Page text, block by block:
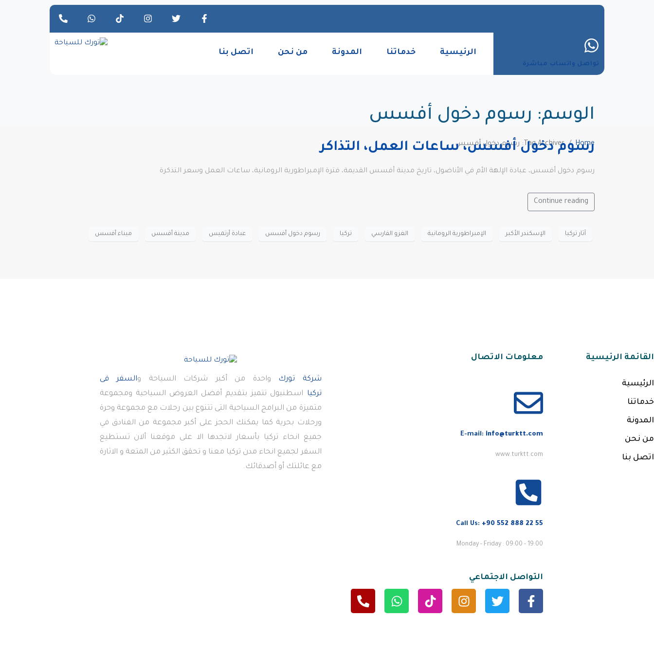
تواصل واتساب مباشرة
الرئيسية خدماتنا المدونة من نحن اتصل بنا
الوسم: رسوم دخول أفسس
Home Tag Archives: رسوم دخول أفسس
رسوم دخول أفسس، ساعات العمل، التذاكر
رسوم دخول أفسس، عبادة الإلهة الأم في الأناضول، تاريخ مدينة أفسس القديمة، فترة الإمبراطورية الرومانية، ساعات العمل وسعر التذكرة
Continue reading
آثار تركيا الإسكندر الأكبر الإمبراطورية الرومانية الغزو الفارسي تركيا رسوم دخول أفسس عبادة أرتميس مدينة أفسس ميناء أفسس
القائمة الرئيسية
الرئيسية
خدماتنا
المدونة
من نحن
اتصل بنا
معلومات الاتصال
E-mail: info@turktt.com
www.turktt.com
Call Us: +90 552 888 22 55
Monday - Friday : 09:00 - 19:00
التواصل الاجتماعي
شركة تورك واحدة من أكبر شركات السياحة والسفر فى
تركيا اسطنبول تتميز بتقديم أفضل العروض السياحية ومجموعة
متميزة من البرامج السياحية التى تتنوع بين رحلات مع مجموعة وحرة
ورحلات بحرية كما يمكنك الحجز على أكبر مجموعة من الفنادق في
جميع انحاء تركيا بأسعار لاتجدها الا على موقعنا ألان تستطيع
السفر لجميع انحاء مدن تركيا معنا و تحقق الكثير من المتعة و الاثارة
مع عائلتك أو أصدقائك.